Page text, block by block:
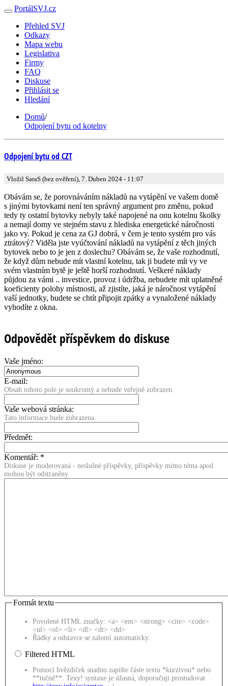
PortálSVJ.cz
Přehled SVJ
Odkazy
Mapa webu
Legislativa
Firmy
FAQ
Diskuse
Přihlásit se
Hledání
Domů/
Odpojení bytu od kotelny
Odpojení bytu od CZT
Vložil SaraS (bez ověření), 7. Duben 2024 - 11:07
Obávám se, že porovnáváním nákladů na vytápění ve vašem domě
s jinými bytovkami není ten správný argument pro změnu, pokud
tedy ty ostatní bytovky nebyly také napojené na onu kotelnu školky
a nemají domy ve stejném stavu z hlediska energetické náročnosti
jako vy. Pokud je cena za GJ dobrá, v čem je tento systém pro vás
ztrátový? Viděla jste vyúčtování nákladů na vytápění z těch jiných
bytovek nebo to je jen z doslechu? Obávám se, že vaše rozhodnutí,
že když dům nebude mít vlastní kotelnu, tak ji budete mít vy ve
svém vlastním bytě je ještě horší rozhodnutí. Veškeré náklady
půjdou za vámi .. investice, provoz i údržba, nebudete mít uplatněné
koeficienty polohy místnosti, až zjistíte, jaká je náročnost vytápění
vaší jednotky, budete se chtít připojit zpátky a vynaložené náklady
vyhodíte z okna.
Odpovědět příspěvkem do diskuse
Vaše jméno:
E-mail:
Obsah tohoto pole je soukromý a nebude veřejně zobrazen.
Vaše webová stránka:
Tato informace bude zobrazena.
Předmět:
Komentář: *
Diskuse je moderovaná - neslušné příspěvky, příspěvky mimo téma apod.
mohou být odstraněny.
Formát textu
Povolené HTML značky: <a> <em> <strong> <cite> <code>
<ul> <ol> <li> <dl> <dt> <dd>
Řádky a odstavce se zalomí automaticky.
Filtered HTML
Pomocí hvězdiček snadno zapište částe textu *kurzívou* nebo
**tučně**. Texy! syntaxe je úžasná, doporučuji prostudovat